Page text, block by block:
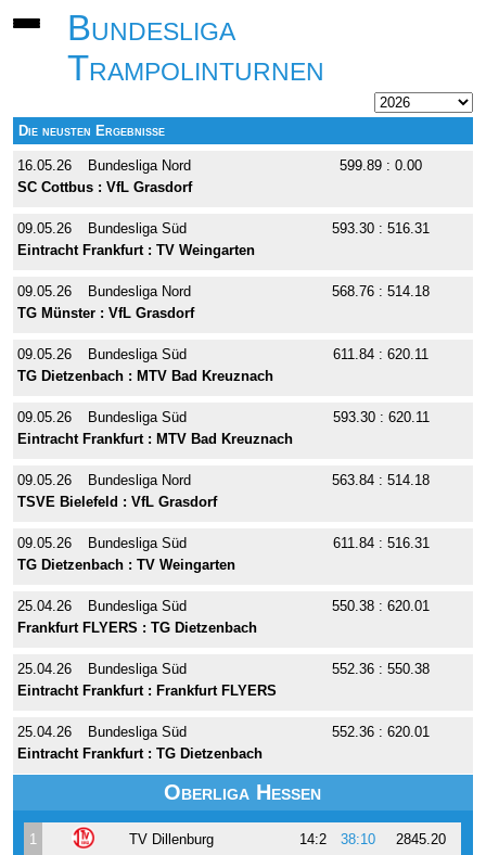
Bundesliga
Trampolinturnen
Oberliga Hessen
1 TV Dillenburg 14:2 38:10 2845.20
Die neusten Ergebnisse
16.05.26
Bundesliga Nord
SC Cottbus : VfL Grasdorf
599.89 : 0.00
09.05.26
Bundesliga Süd
Eintracht Frankfurt : TV Weingarten
593.30 : 516.31
09.05.26
Bundesliga Nord
TG Münster : VfL Grasdorf
568.76 : 514.18
09.05.26
Bundesliga Süd
TG Dietzenbach : MTV Bad Kreuznach
611.84 : 620.11
09.05.26
Bundesliga Süd
Eintracht Frankfurt : MTV Bad Kreuznach
593.30 : 620.11
09.05.26
Bundesliga Nord
TSVE Bielefeld : VfL Grasdorf
563.84 : 514.18
09.05.26
Bundesliga Süd
TG Dietzenbach : TV Weingarten
611.84 : 516.31
25.04.26
Bundesliga Süd
Frankfurt FLYERS : TG Dietzenbach
550.38 : 620.01
25.04.26
Bundesliga Süd
Eintracht Frankfurt : Frankfurt FLYERS
552.36 : 550.38
25.04.26
Bundesliga Süd
Eintracht Frankfurt : TG Dietzenbach
552.36 : 620.01